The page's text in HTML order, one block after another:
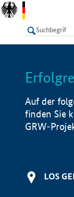
LISTE
Auf der
finden Sie
GRW-
LOS